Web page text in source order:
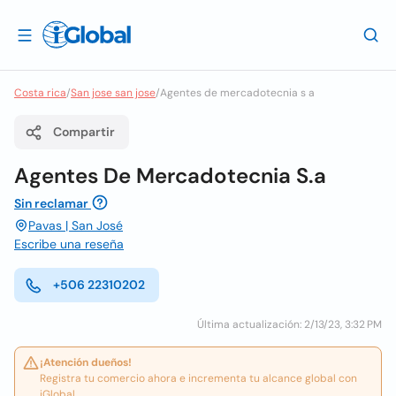
Costa rica/San jose san jose/Agentes de mercadotecnia s a
Compartir
Agentes De Mercadotecnia S.a
Sin reclamar
Pavas | San José
Escribe una reseña
+506 22310202
Última actualización: 2/13/23, 3:32 PM
¡Atención dueños!
Registra tu comercio ahora e incrementa tu alcance global con